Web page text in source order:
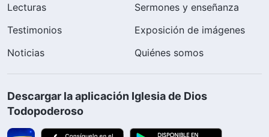
Lecturas
Sermones y enseñanza
Testimonios
Exposición de imágenes
Noticias
Quiénes somos
Descargar la aplicación Iglesia de Dios
Todopoderoso